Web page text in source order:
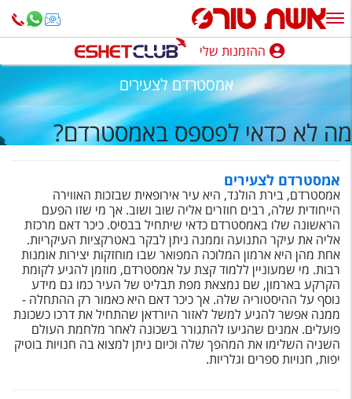
ההזמנות שלי
נופש בארץ
חופשה לפי סגנון
טיולים מאורגנים
סגנונות טיול
חבילות נופש
הרגע האחרון
חבילות בריאות וספא
טיסות לחו"ל
ההזמנות שלי
אמסטרדם לצעירים
מה לא כדאי לפספס באמסטרדם?
אמסטרדם לצעירים
אמסטרדם, בירת הולנד, היא עיר אירופאית שבזכות האווירה
הייחודית שלה, רבים חוזרים אליה שוב ושוב. אך מי שזו הפעם
הראשונה שלו באמסטרדם כדאי שיתחיל בבסיס. כיכר דאם מרכזת
אליה את עיקר התנועה וממנה ניתן לבקר באטרקציות העיקריות.
אחת מהן היא ארמון המלוכה המפואר שבו מוחזקות יצירות אומנות
רבות. מי שמעוניין ללמוד קצת על אמסטרדם, מוזמן להגיע לקומת
הקרקע בארמון, שם נמצאת מפת תבליט של העיר כמו גם מידע
נוסף על ההיסטוריה שלה. אך כיכר דאם היא כאמור רק ההתחלה -
ממנה אפשר להגיע למשל לאזור היורדאן שהתחיל את דרכו כשכונת
פועלים. אמנים שהגיעו להתגורר בשכונה לאחר מלחמת העולם
השניה השלימו את המהפך שלה וכיום ניתן למצוא בה חנויות בוטיק
יפות, חנויות ספרים וגלריות.